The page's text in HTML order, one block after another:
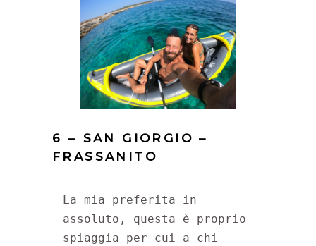
6 – SAN GIORGIO –
FRASSANITO
La mia preferita in
assoluto, questa è proprio
spiaggia per cui a chi